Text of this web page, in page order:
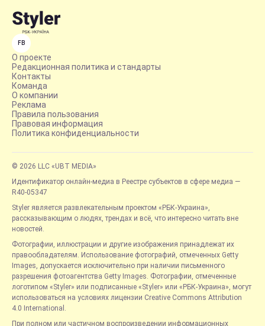
FB
О проекте
Редакционная политика и стандарты
Контакты
Команда
О компании
Реклама
Правила пользования
Правовая информация
Политика конфиденциальности
© 2026 LLC «UBT MEDIA»
Идентификатор онлайн-медиа в Реестре субъектов в сфере медиа —
R40-05347
Styler является развлекательным проектом «РБК-Украина»,
рассказывающим о людях, трендах и всё, что интересно читать вне
новостей.
Фотографии, иллюстрации и другие изображения принадлежат их
правообладателям. Использование фотографий, отмеченных Getty
Images, допускается исключительно при наличии письменного
разрешения фотоагентства Getty Images. Фотографии, отмеченные
логотипом «Styler» или подписанные «Styler» или «РБК-Украина», могут
использоваться на условиях лицензии Creative Commons Attribution
4.0 International.
При полном или частичном воспроизведении информационных